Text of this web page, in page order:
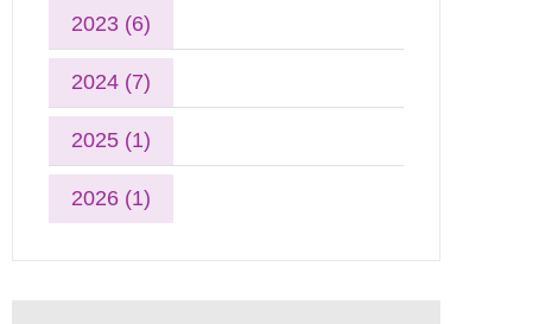
2023 (6)
2024 (7)
2025 (1)
2026 (1)